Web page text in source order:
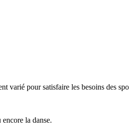
varié pour satisfaire les besoins des
la danse.